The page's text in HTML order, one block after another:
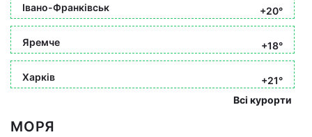
Івано-Франківськ +20°
Яремче +18°
Харків
+21°
Всі курорти
МОРЯ